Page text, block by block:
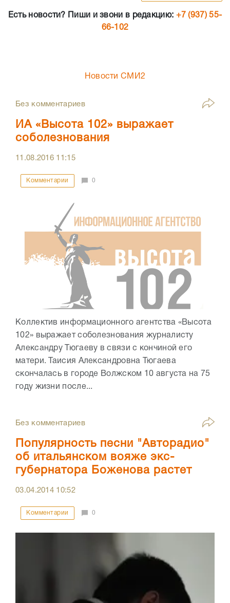
Есть новости? Пиши и звони в редакцию: +7 (937) 55-
66-102
Новости СМИ2
Без комментариев
ИА «Высота 102» выражает
соболезнования
11.08.2016 11:15
Комментарии 0
Коллектив информационного агентства «Высота
102» выражает соболезнования журналисту
Александру Тюгаеву в связи с кончиной его
матери. Таисия Александровна Тюгаева
скончалась в городе Волжском 10 августа на 75
году жизни после...
Без комментариев
Популярность песни "Авторадио"
об итальянском вояже экс-
губернатора Боженова растет
03.04.2014 10:52
Комментарии 0